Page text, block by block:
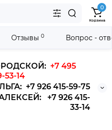
+7 495
53-14
+7 926 415-59-75
+7 926 415-
33-14
0
Корзина
Отзывы 0 Вопрос -